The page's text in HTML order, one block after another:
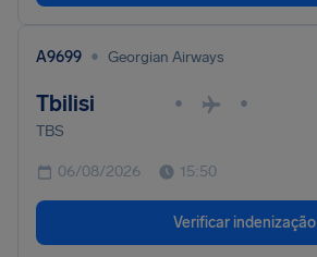
A9699 • Georgian Airways
Tbilisi • •
TBS
06/08/2026 15:50
Verificar indenização